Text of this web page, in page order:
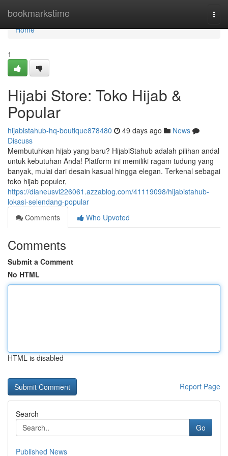
bookmarkstime
Home
Home
1
Hijabi Store: Toko Hijab &
Popular
hijabistahub-hq-boutique878480 49 days ago
News
Discuss
Membutuhkan hijab yang baru? HijabiStahub adalah pilihan andal
untuk kebutuhan Anda! Platform ini memiliki ragam tudung yang
banyak, mulai dari desain kasual hingga elegan. Terkenal sebagai
toko hijab populer,
https://dianeusvl226061.azzablog.com/41119098/hijabistahub-
lokasi-selendang-popular
Comments
Who Upvoted
Comments
Submit a Comment
No HTML
HTML is disabled
Report Page
Search
Go
Published News